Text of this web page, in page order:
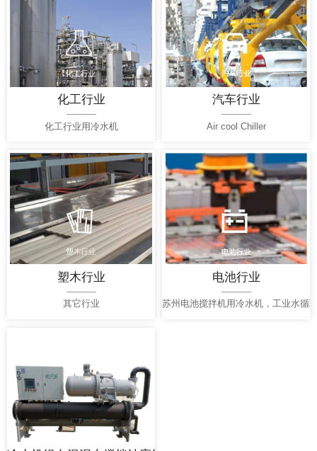
化工行业
化工行业用冷水机
汽车行业
Air cool Chiller
塑木行业
其它行业
电池行业
苏州电池搅拌机用冷水机，工业水循